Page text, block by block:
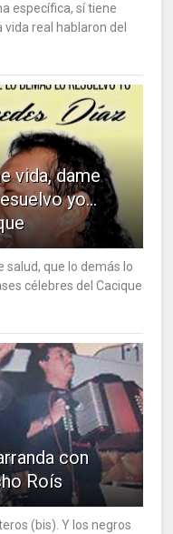
específica, sí tiene
real hablaron del
vida, dame
yo…
salud, que lo demás lo
célebres del Cacique
con
Roís
(bis). Y los negros